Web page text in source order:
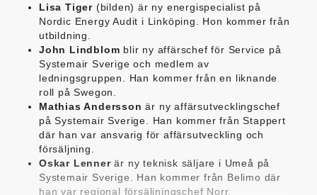
Lisa Tiger (bilden) är ny energispecialist på
Nordic Energy Audit i Linköping. Hon kommer från
utbildning.
John Lindblom blir ny affärschef för Service på
Systemair Sverige och medlem av
ledningsgruppen. Han kommer från en liknande
roll på Swegon.
Mathias Andersson är ny affärsutvecklingschef
på Systemair Sverige. Han kommer från Stappert
där han var ansvarig för affärsutveckling och
försäljning.
Oskar Lennerär ny teknisk säljare i Umeå på
Systemair Sverige. Han kommer från Belimo där
han var regional försäljningschef Norr.